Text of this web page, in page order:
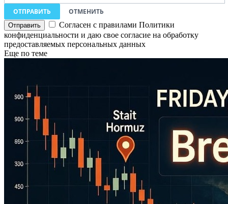
ОТПРАВИТЬ
ОТМЕНИТЬ
Согласен с правилами Политики
конфиденциальности и даю свое согласие на обработку
предоставляемых персональных данных
Еще по теме